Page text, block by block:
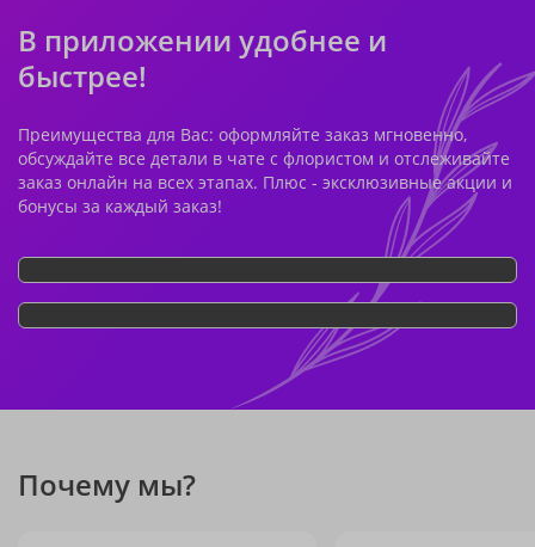
В приложении удобнее и
быстрее!
Преимущества для Вас: оформляйте заказ мгновенно,
обсуждайте все детали в чате с флористом и отслеживайте
заказ онлайн на всех этапах. Плюс - эксклюзивные акции и
бонусы за каждый заказ!
Почему мы?